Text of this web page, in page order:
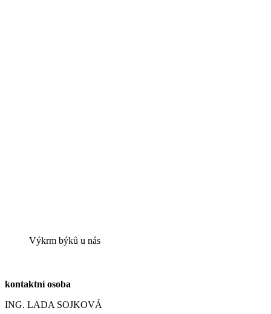
Výkrm býků u nás
kontaktní osoba
ING. LADA SOJKOVÁ